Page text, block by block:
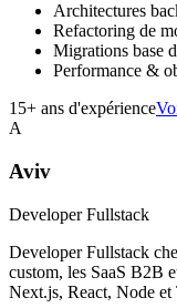
Architectures
Refactoring de
Migrations base
Performance &
15+ ans d'expérience
A
Aviv
Developer Fullstack
Developer Fullstack
custom, les SaaS B2B
Next.js, React, Node